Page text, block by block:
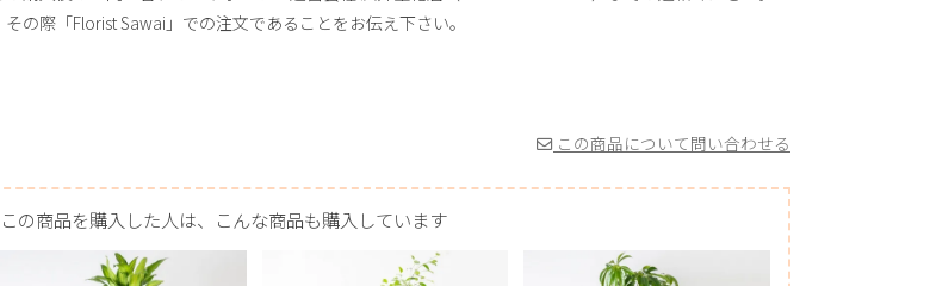
その際「Florist Sawai」での注文であることをお伝え下さい。
この商品について問い合わせる
この商品を購入した人は、こんな商品も購入しています